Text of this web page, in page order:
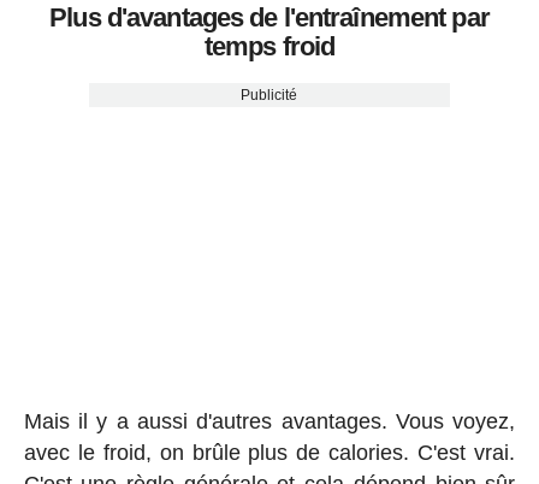
Plus d'avantages de l'entraînement par
temps froid
Publicité
Mais il y a aussi d'autres avantages. Vous voyez,
avec le froid, on brûle plus de calories. C'est vrai.